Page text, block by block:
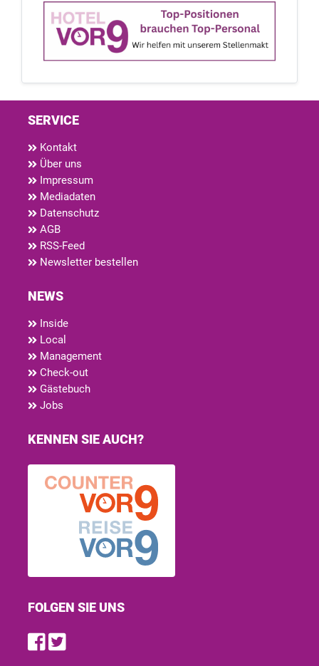
SERVICE
Kontakt
Über uns
Impressum
Mediadaten
Datenschutz
AGB
RSS-Feed
Newsletter bestellen
NEWS
Inside
Local
Management
Check-out
Gästebuch
Jobs
KENNEN SIE AUCH?
FOLGEN SIE UNS
Find us on Facebook
Follow us on Twitter